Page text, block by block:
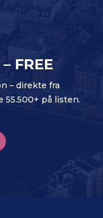
FREE
– direkte fra
55.500+ på listen.